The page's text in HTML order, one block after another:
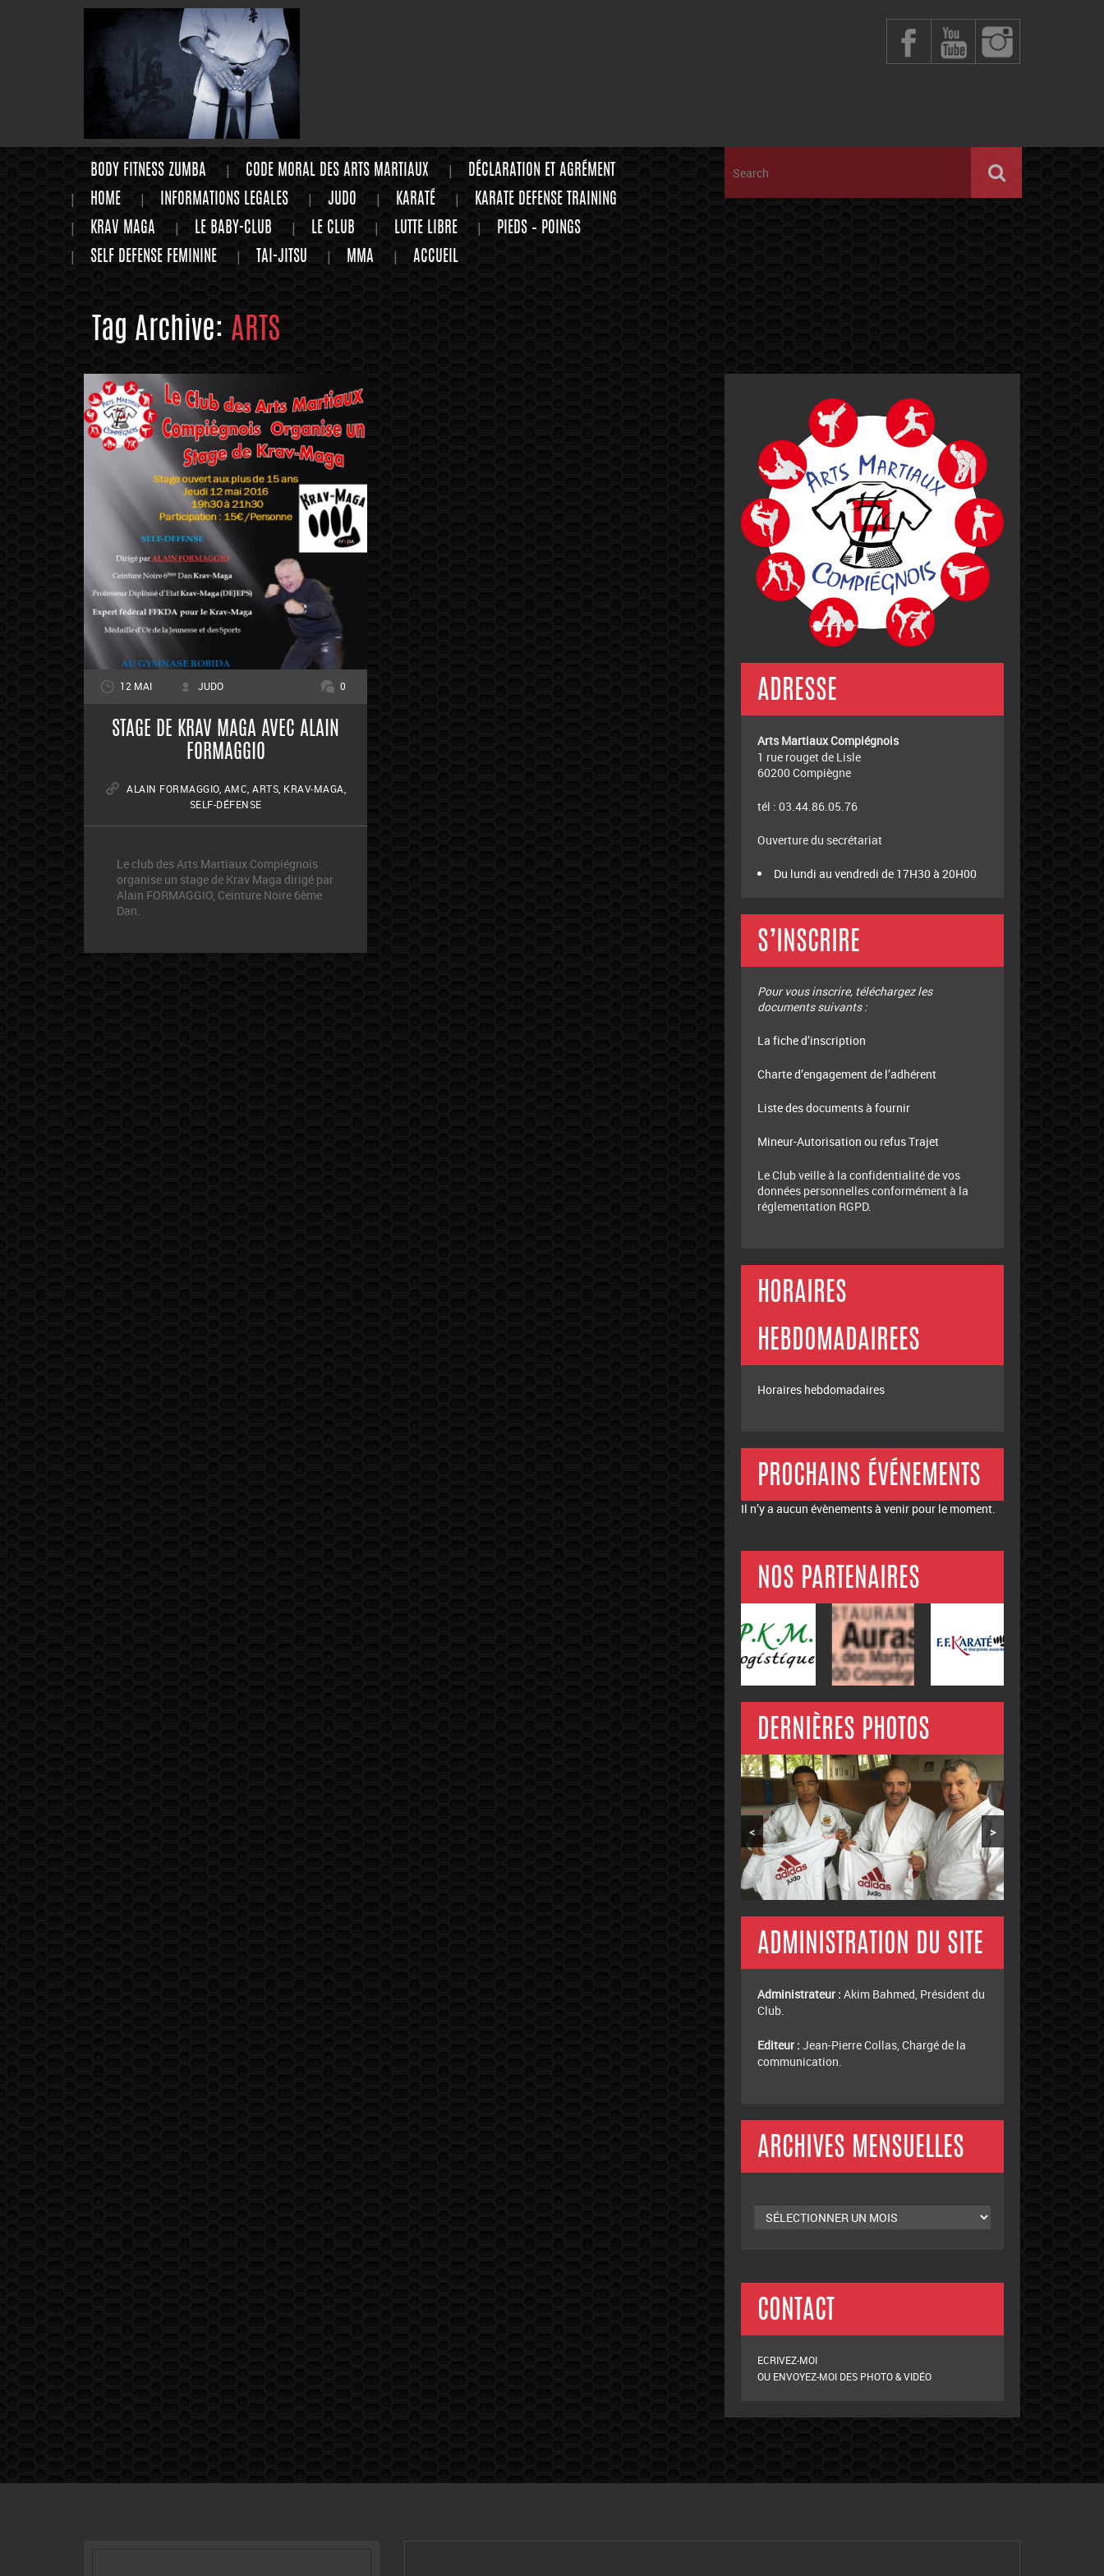
BODY FITNESS ZUMBA CODE MORAL DES ARTS MARTIAUX
DÉCLARATION ET AGRÉMENT
HOME
INFORMATIONS LEGALES JUDO KARATÉ
KARATE DEFENSE TRAINING
KRAV MAGA
LE BABY-CLUB LE CLUB LUTTE LIBRE
PIEDS – POINGS
SELF DEFENSE FEMININE
TAI-JITSU MMA ACCUEIL
Tag Archive: ARTS
12 MAI JUDO 0
STAGE DE KRAV MAGA AVEC ALAIN
FORMAGGIO
ALAIN FORMAGGIO, AMC ARTS KRAV-MAGA
SELF-DÉFENSE
Le club des Arts Martiaux Compiégnois
organise un stage de Krav Maga dirigé par
Alain FORMAGGIO, Ceinture Noire 6ème
Dan.
ADRESSE
Arts Martiaux Compiégnois
1 rue rouget de Lisle
60200 Compiègne
tél : 03.44.86.05.76
Ouverture du secrétariat
Du lundi au vendredi de 17H30 à 20H00
S’INSCRIRE
Pour vous inscrire, téléchargez les
documents suivants :
La fiche d’inscription
Charte d’engagement de l’adhérent
Liste des documents à fournir
Mineur-Autorisation ou refus Trajet
Le Club veille à la confidentialité de vos
données personnelles conformément à la
réglementation RGPD.
HORAIRES
HEBDOMADAIREES
Horaires hebdomadaires
PROCHAINS ÉVÉNEMENTS
Il n’y a aucun évènements à venir pour le moment.
NOS PARTENAIRES
DERNIÈRES PHOTOS
< >
ADMINISTRATION DU SITE
Administrateur : Akim Bahmed, Président du
Club.
Editeur : Jean-Pierre Collas, Chargé de la
communication.
ARCHIVES MENSUELLES
CONTACT
ECRIVEZ-MOI
OU ENVOYEZ-MOI DES PHOTO & VIDÉO